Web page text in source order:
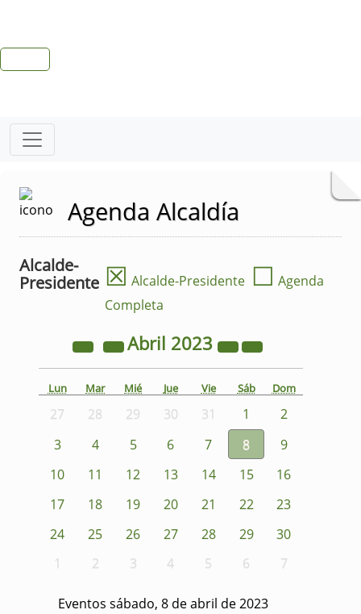
Agenda Alcaldía
Alcalde-
Presidente ☒ Alcalde-Presidente ☐ Agenda
Completa
Abril 2023
Lun Mar Mié Jue Vie Sáb Dom
27 28 29 30 31 1
2
3
4 5 6 7 8
9
10
11 12 13 14 15
16
17
18 19 20 21 22
23
24
25 26 27 28 29
30
1
2 3 4 5 6 7
Eventos sábado, 8 de abril de 2023